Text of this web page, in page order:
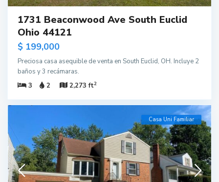
1731 Beaconwood Ave South Euclid
Ohio 44121
$ 199,000
Preciosa casa asequible de venta en South Euclid, OH. Incluye 2
baños y 3 recámaras.
3
2 2,273 ft2
Casa Uni Familiar